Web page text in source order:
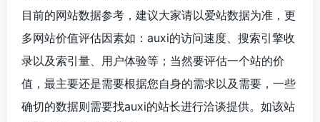
目前的网站数据参考，建议大家请以爱站数据为准，更
多网站价值评估因素如：auxi的访问速度、搜索引擎收
录以及索引量、用户体验等；当然要评估一个站的价
值，最主要还是需要根据您自身的需求以及需要，一些
确切的数据则需要找auxi的站长进行洽谈提供。如该站